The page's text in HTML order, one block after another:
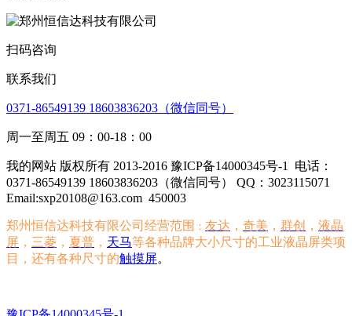
扫码咨询
联系我们
0371-86549139 18603836203（微信同号）
周一至周五 09：00-18：00
我的网站 版权所有 2013-2016 豫ICP备14000345号-1
电话：
0371-86549139 18603836203（微信同号） QQ：3023115071
Email:sxp20108@163.com 450003
郑州恒信达科技有限公司经营范围 ： 友达 ， 奇美 ， 群创 ， 液晶
屏 ， 三菱 ， 夏普 ， 天马等各种品牌大小尺寸的工业液晶屏类项
目，还有各种尺寸的触摸屏。